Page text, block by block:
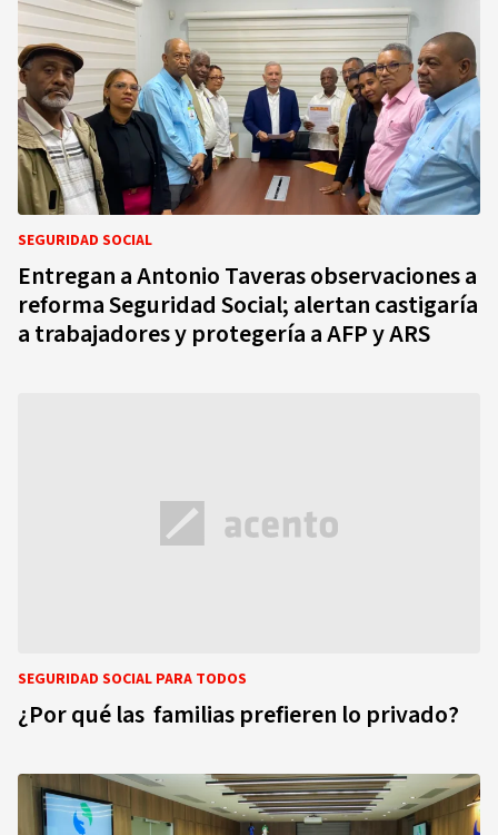
SEGURIDAD SOCIAL
Entregan a Antonio Taveras observaciones a
reforma Seguridad Social; alertan castigaría
a trabajadores y protegería a AFP y ARS
SEGURIDAD SOCIAL PARA TODOS
¿Por qué las familias prefieren lo privado?